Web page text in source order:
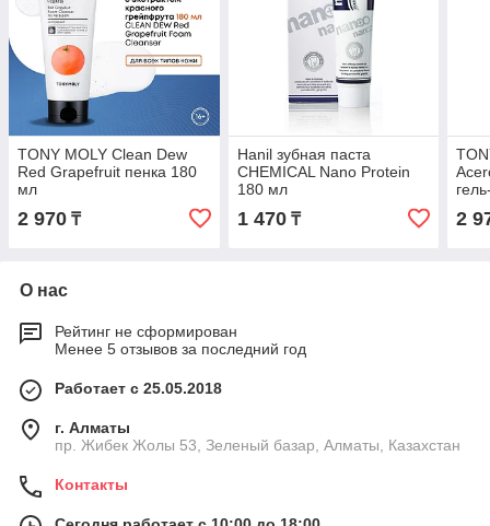
TONY MOLY Clean Dew
Red Grapefruit пенка 180
мл
2 970 ₸
Hanil зубная паста
CHEMICAL Nano Protein
180 мл
1 470₸ 2
О нас
Рейтинг не сформирован
Менее 5 отзывов за последний год
Работает с 25.05.2018
г. Алматы
пр. Жибек Жолы 53, Зеленый базар, Алматы, Казахстан
Контакты